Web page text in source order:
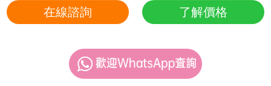
在線諮詢 了解價格